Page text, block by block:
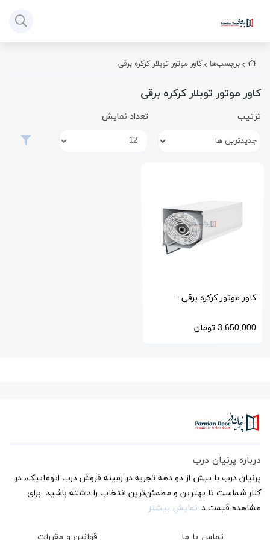
برچسب‌ها کاور موتور توبلار کرکره برقی
کاور موتور توبلار کرکره برقی
ترتیب تعداد نمایش
کاور موتور کرکره برقی –
محافظت در برابر آب، آفتاب و
3,650,000 تومان
درباره پرنیان درب
پرنیان درب با بیش از دو دهه تجربه در زمینه فروش درب اتوماتیک، در
کنار شماست تا بهترین و مطمئن‌ترین انتخاب را داشته باشید. برای
مشاهده قیمت د نمایش بیشتر
تماس با ما قوانین و مقررات